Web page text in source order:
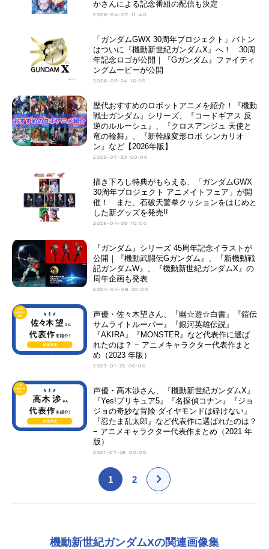
かさんによる記念番組の配信も決定
2026-04-07 11:40
「ガンダムGWX 30周年プロジェクト」バトン
はついに『機動新世紀ガンダムX』へ！ 30周
年記念ロゴが公開｜『Gガンダム』ファイティ
ングムービーが公開
2026-03-24 16:55
歴代おすすめのロボットアニメを紹介！『機動
戦士ガンダム』シリーズ、『コードギアス 反
逆のルルーシュ』、『クロスアンジュ 天使と
竜の輪舞』、『新幹線変形ロボ シンカリオ
ン』など【2026年版】
2025-07-30 00:00
描き下ろし特典がもらえる、「ガンダムGWX
30周年プロジェクト アニメイトフェア」が開
催！ また、石破天驚拳クッションをはじめと
した新グッズを発売!!
2025-04-09 10:00
『ガンダム』シリーズ 45周年記念イラストが
公開｜『機動武闘伝Gガンダム』、『新機動戦
記ガンダムW』、『機動新世紀ガンダムX』の
周年企画も発表
2024-04-08 20:00
声優・佐々木望さん、『幽☆遊☆白書』『鎧伝
サムライトルーパー』『銀河英雄伝説』
『AKIRA』『MONSTER』など代表作に選ば
れたのは？ − アニメキャラクター代表作まと
め（2023 年版）
2023-01-25 00:00
声優・高木渉さん、『機動新世紀ガンダムX』
『Yes!プリキュア5』『名探偵コナン』『ジョ
ジョの奇妙な冒険 ダイヤモンドは砕けない』
『忍たま乱太郎』など代表作に選ばれたのは？
− アニメキャラクター代表作まとめ（2021 年
版）
2021-07-25 00:00
1 2
機動新世紀ガンダムXの関連画像集